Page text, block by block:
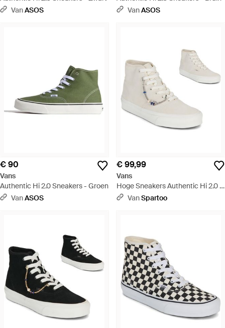
VanASOS
VanASOS
€ 90
Vans
Authentic Hi 2.0 Sneakers - Groen
VanASOS
€ 99,99
Vans
Hoge Sneakers Authentic Hi 2.0 -
Wit VanSpartoo